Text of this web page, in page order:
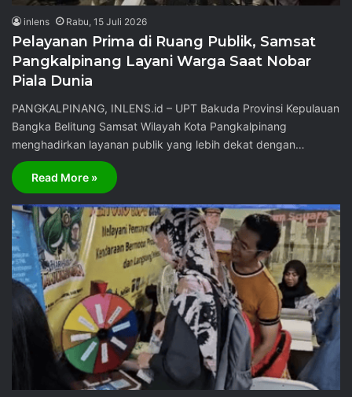
inlens Rabu, 15 Juli 2026
Pelayanan Prima di Ruang Publik, Samsat
Pangkalpinang Layani Warga Saat Nobar
Piala Dunia
PANGKALPINANG, INLENS.id – UPT Bakuda Provinsi Kepulauan
Bangka Belitung Samsat Wilayah Kota Pangkalpinang
menghadirkan layanan publik yang lebih dekat dengan…
Read More »